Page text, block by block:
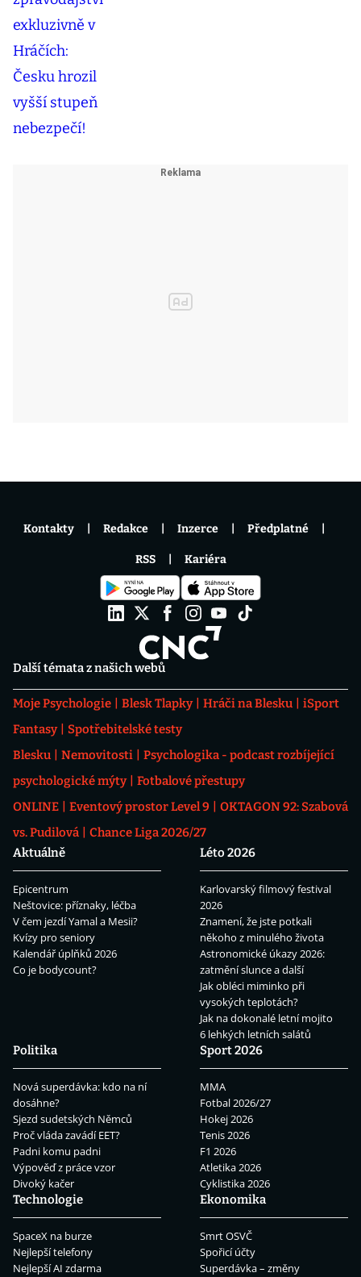
Další témata z našich webů
Moje Psychologie Blesk Tlapky Hráči na Blesku
iSport
Fantasy
Spotřebitelské testy
Blesku
Nemovitosti
Psychologika - podcast rozbíjející
psychologické mýty
Fotbalové přestupy
ONLINE
Eventový prostor Level 9
OKTAGON 92: Szabová
vs. Pudilová
Chance Liga 2026/27
Aktuálně
Epicentrum
Neštovice: příznaky, léčba
V čem jezdí Yamal a Mesii?
Kvízy pro seniory
Kalendář úplňků 2026
Co je bodycount?
Léto 2026
Karlovarský filmový festival
2026
Znamení, že jste potkali
někoho z minulého života
Astronomické úkazy 2026:
zatmění slunce a další
Jak obléci miminko při
vysokých teplotách?
Jak na dokonalé letní mojito
6 lehkých letních salátů
Politika
Nová superdávka: kdo na ní
dosáhne?
Sjezd sudetských Němců
Proč vláda zavádí EET?
Padni komu padni
Výpověď z práce vzor
Divoký kačer
Sport 2026
MMA
Fotbal 2026/27
Hokej 2026
Tenis 2026
F1 2026
Atletika 2026
Cyklistika 2026
Technologie
SpaceX na burze
Nejlepší telefony
Nejlepší AI zdarma
Ekonomika
Smrt OSVČ
Spořicí účty
Superdávka – změny
Kontakty Redakce Inzerce Předplatné
RSS Kariéra